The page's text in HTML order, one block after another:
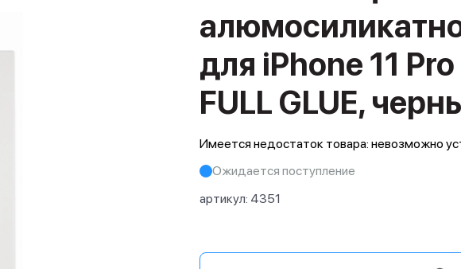
для iPhone 11
FULL GLUE,
Имеется недостаток товара: невозможно
Ожидается поступление
артикул: 4351